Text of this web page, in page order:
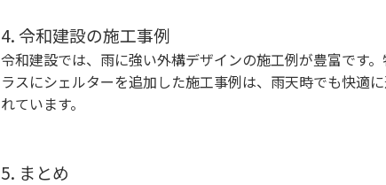
4. 令和建設の施工事例
令和建設では、雨に強い外構デザインの施工例が豊富です
ラスにシェルターを追加した施工事例は、雨天時でも快適
れています。
5. まとめ